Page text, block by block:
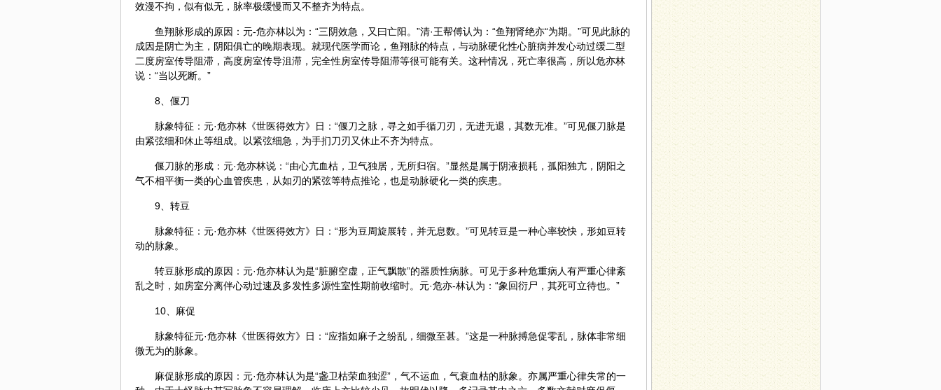
效漫不拘，似有似无，脉率极缓慢而又不整齐为特点。
鱼翔脉形成的原因：元-危亦林以为：“三阴效急，又曰亡阳。”清·王帮傅认为：“鱼翔肾绝亦“为期。”可见此脉的
成因是阴亡为主， 阴阳俱亡的晚期表现。就现代医学而论，鱼翔脉的特点，与动脉硬化性心脏病并发心动过缓二型
二度房室传导阻滞，高度房室传导沮滞，完全性房室传导阻滞等很可能有关。这种情况，死亡率很高，所以危亦林
说：“当以死断。”
8、偃刀
脉象特征：元·危亦林《世医得效方》日：“偃刀之脉，寻之如手循刀刃，无进无退，其数无准。”可见偃刀脉是
由紧弦细和休止等组成。以紧弦细急，为手扪刀刃又休止不齐为特点。
偃刀脉的形成：元·危亦林说：“由心亢血枯，卫气独居，无所归宿。”显然是属于阴液损耗，孤阳独亢，阴阳之
气不相平衡一类的心血管疾患，从如刃的紧弦等特点推论，也是动脉硬化一类的疾患。
9、转豆
脉象特征：元·危亦林《世医得效方》日：“形为豆周旋展转，并无息数。”可见转豆是一种心率较快，形如豆转
动的脉象。
转豆脉形成的原因：元·危亦林认为是“脏腑空虚，正气飘散”的器质性病脉。可见于多种危重病人有严重心律紊
乱之时，如房室分离伴心动过速及多发性多源性室性期前收缩时。元·危亦-林认为：“象回衍尸，其死可立待也。”
10、麻促
脉象特征元·危亦林《世医得效方》日：“应指如麻子之纷乱，细微至甚。”这是一种脉搏急促零乱，脉体非常细
微无为的脉象。
麻促脉形成的原因：元·危亦林认为是“盏卫枯荣血独涩”，气不运血，气衰血枯的脉象。亦属严重心律失常的一